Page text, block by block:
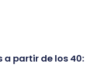
partir de los 40: